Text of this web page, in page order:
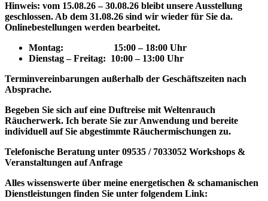
Hinweis: vom 15.08.26 – 30.08.26 bleibt unsere Ausstellung
geschlossen. Ab dem 31.08.26 sind wir wieder für Sie da.
Onlinebestellungen werden bearbeitet.
Montag: 15:00 – 18:00 Uhr
Dienstag – Freitag: 10:00 – 13:00 Uhr
Terminvereinbarungen außerhalb der Geschäftszeiten nach
Absprache.
Begeben Sie sich auf eine Duftreise mit Weltenrauch
Räucherwerk. Ich berate Sie zur Anwendung und bereite
individuell auf Sie abgestimmte Räuchermischungen zu.
Telefonische Beratung unter 09535 / 7033052 Workshops &
Veranstaltungen auf Anfrage
Alles wissenswerte über meine energetischen & schamanischen
Dienstleistungen finden Sie unter folgendem Link: